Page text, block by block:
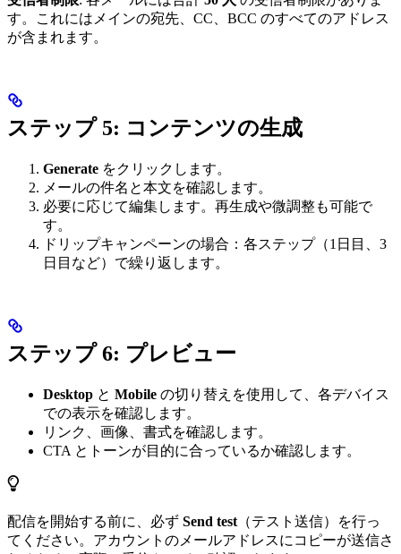
す。これにはメインの宛先、CC、BCC のすべてのアドレス
が含まれます。
ステップ 5: コンテンツの生成
Generate をクリックします。
メールの件名と本文を確認します。
必要に応じて編集します。再生成や微調整も可能で
す。
ドリップキャンペーンの場合：各ステップ（1日目、3
日目など）で繰り返します。
ステップ 6: プレビュー
Desktop と Mobile の切り替えを使用して、各デバイス
での表示を確認します。
リンク、画像、書式を確認します。
CTA とトーンが目的に合っているか確認します。
配信を開始する前に、必ず Send test （テスト送信）を行っ
てください。アカウントのメールアドレスにコピーが送信さ